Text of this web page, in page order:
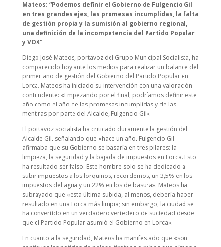
Mateos: “Podemos definir el Gobierno de Fulgencio Gil
en tres grandes ejes, las promesas incumplidas, la falta
de gestión propia y la sumisión al gobierno regional,
una definición de la incompetencia del Partido Popular
y VOX”
Diego José Mateos, portavoz del Grupo Municipal Socialista, ha
comparecido hoy ante los medios para realizar un balance del
primer año de gestión del Gobierno del Partido Popular en
Lorca. Mateos ha iniciado su intervención con una valoración
contundente: «Empezando por el final, podríamos definir este
año como el año de las promesas incumplidas y de las
mentiras por parte del Alcalde, Fulgencio Gil».
El portavoz socialista ha criticado duramente la gestión del
Alcalde Gil, señalando que «hace un año, Fulgencio Gil
afirmaba que su Gobierno se basaría en tres pilares: la
limpieza, la seguridad y la bajada de impuestos en Lorca. Esto
ha resultado ser falso. Este hombre solo se ha dedicado a
subir impuestos a los lorquinos, recordemos, un 3,5% en los
impuestos del agua y un 22% en los de basura». Mateos ha
subrayado que «esta última subida, al menos, debería haber
resultado en una Lorca más limpia; sin embargo, la ciudad se
ha convertido en un verdadero vertedero de suciedad desde
que el Partido Popular asumió el Gobierno en Lorca».
En cuanto a la seguridad, Mateos ha manifestado que «son